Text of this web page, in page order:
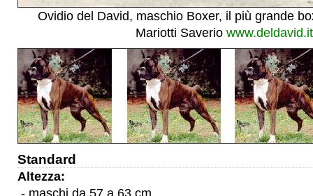
Ovidio del David, maschio Boxer, il più grande
Mariotti Saverio www.deldavid.it
Standard
Altezza:
- maschi da 57 a 63 cm